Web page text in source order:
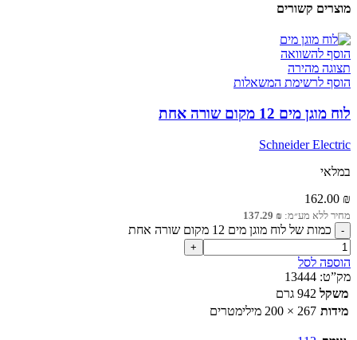
מוצרים קשורים
הוסף להשוואה
תצוגה מהירה
הוסף לרשימת המשאלות
לוח מוגן מים 12 מקום שורה אחת
Schneider Electric
במלאי
162.00 ₪
מחיר ללא מע״מ: 137.29 ₪
כמות של לוח מוגן מים 12 מקום שורה אחת
הוספה לסל
מק”ט: 13444
משקל 942 גרם
מידות 267 × 200 מילימטרים